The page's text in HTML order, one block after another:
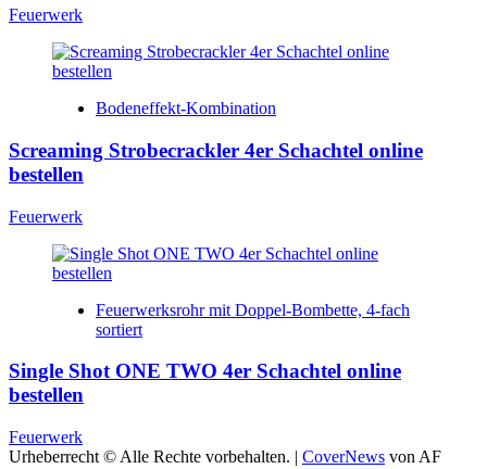
Feuerwerk
Bodeneffekt-Kombination
Screaming Strobecrackler 4er Schachtel online
bestellen
Feuerwerk
Feuerwerksrohr mit Doppel-Bombette, 4-fach
sortiert
Single Shot ONE TWO 4er Schachtel online
bestellen
Feuerwerk
Urheberrecht © Alle Rechte vorbehalten. | CoverNews von AF